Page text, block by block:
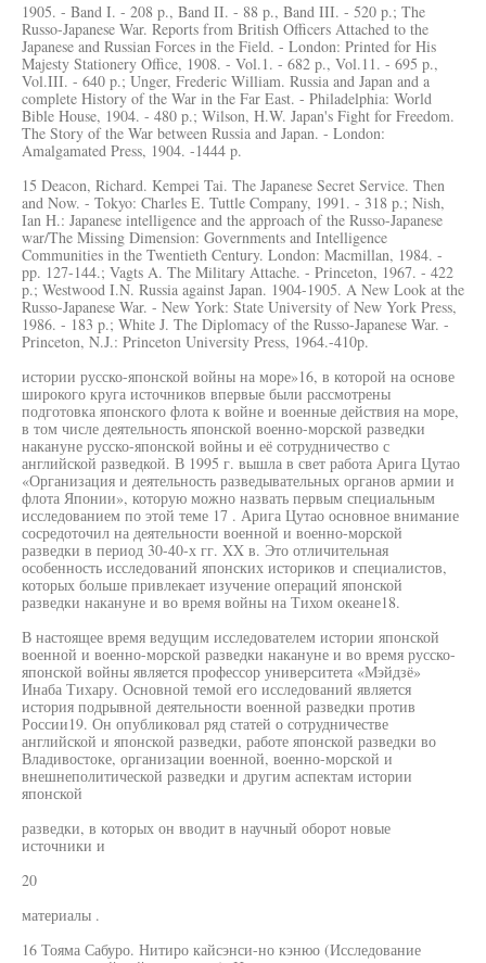
1905. - Band I. - 208 p., Band II. - 88 p., Band III. - 520 p.; The
Russo-Japanese War. Reports from British Officers Attached to the
Japanese and Russian Forces in the Field. - London: Printed for His
Majesty Stationery Office, 1908. - Vol.1. - 682 p., Vol.11. - 695 p.,
Vol.III. - 640 p.; Unger, Frederic William. Russia and Japan and a
complete History of the War in the Far East. - Philadelphia: World
Bible House, 1904. - 480 p.; Wilson, H.W. Japan's Fight for Freedom.
The Story of the War between Russia and Japan. - London:
Amalgamated Press, 1904. -1444 p.
15 Deacon, Richard. Kempei Tai. The Japanese Secret Service. Then
and Now. - Tokyo: Charles E. Tuttle Company, 1991. - 318 p.; Nish,
Ian H.: Japanese intelligence and the approach of the Russo-Japanese
war/The Missing Dimension: Governments and Intelligence
Communities in the Twentieth Century. London: Macmillan, 1984. -
pp. 127-144.; Vagts A. The Military Attache. - Princeton, 1967. - 422
p.; Westwood I.N. Russia against Japan. 1904-1905. A New Look at the
Russo-Japanese War. - New York: State University of New York Press,
1986. - 183 p.; White J. The Diplomacy of the Russo-Japanese War. -
Princeton, N.J.: Princeton University Press, 1964.-410p.
истории русско-японской войны на море»16, в которой на основе
широкого круга источников впервые были рассмотрены
подготовка японского флота к войне и военные действия на море,
в том числе деятельность японской военно-морской разведки
накануне русско-японской войны и её сотрудничество с
английской разведкой. В 1995 г. вышла в свет работа Арига Цутао
«Организация и деятельность разведывательных органов армии и
флота Японии», которую можно назвать первым специальным
исследованием по этой теме 17 . Арига Цутао основное внимание
сосредоточил на деятельности военной и военно-морской
разведки в период 30-40-х гг. XX в. Это отличительная
особенность исследований японских историков и специалистов,
которых больше привлекает изучение операций японской
разведки накануне и во время войны на Тихом океане18.
В настоящее время ведущим исследователем истории японской
военной и военно-морской разведки накануне и во время русско-
японской войны является профессор университета «Мэйдзё»
Инаба Тихару. Основной темой его исследований является
история подрывной деятельности военной разведки против
России19. Он опубликовал ряд статей о сотрудничестве
английской и японской разведки, работе японской разведки во
Владивостоке, организации военной, военно-морской и
внешнеполитической разведки и другим аспектам истории
японской
разведки, в которых он вводит в научный оборот новые
источники и
20
материалы .
16 Тояма Сабуро. Нитиро кайсэнси-но кэнюо (Исследование